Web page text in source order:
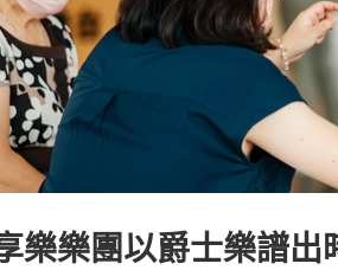
樂樂團以爵士樂譜出